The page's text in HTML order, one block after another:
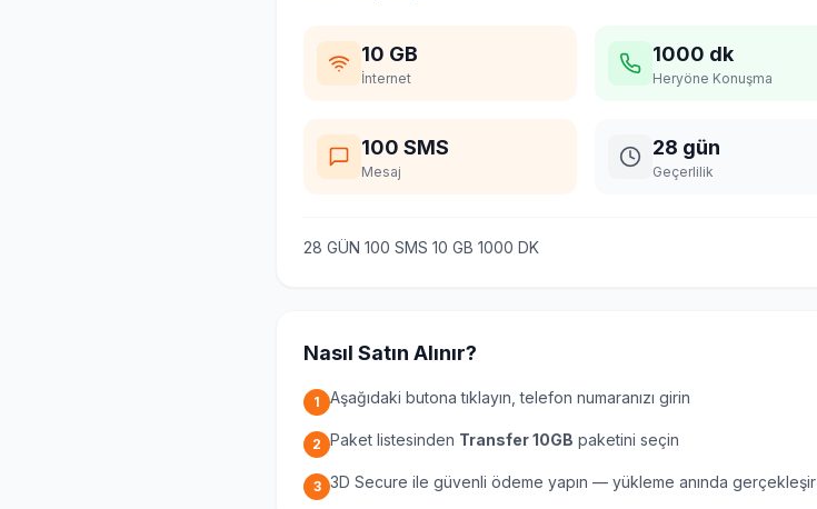
10 GB
İnternet
1000 dk
Heryöne Konuşma
100 SMS
Mesaj
28 gün
Geçerlilik
28 GÜN 100 SMS 10 GB 1000 DK
Nasıl Satın Alınır?
1 Aşağıdaki butona tıklayın, telefon numaranızı girin
2 Paket listesinden Transfer 10GB paketini seçin
3 3D Secure ile güvenli ödeme yapın — yükleme anında gerçekleşir